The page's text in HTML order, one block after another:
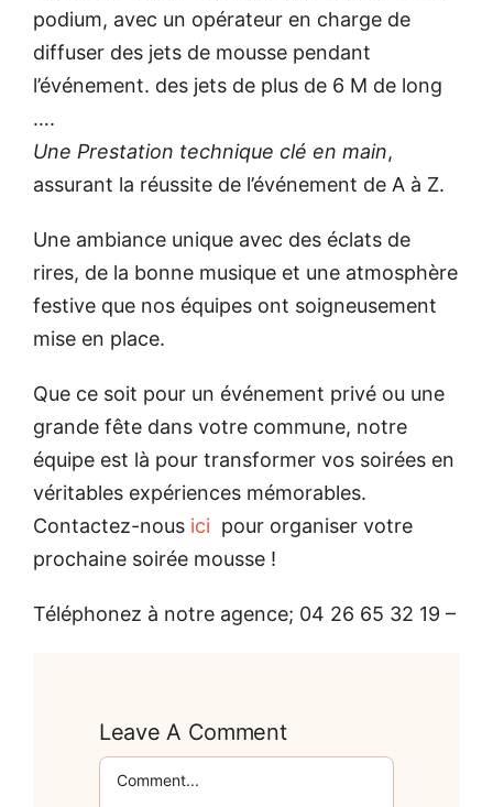
podium, avec un opérateur en charge de
diffuser des jets de mousse pendant
l’événement. des jets de plus de 6 M de long
….
Une Prestation technique clé en main,
assurant la réussite de l’événement de A à Z.
Une ambiance unique avec des éclats de
rires, de la bonne musique et une atmosphère
festive que nos équipes ont soigneusement
mise en place.
Que ce soit pour un événement privé ou une
grande fête dans votre commune, notre
équipe est là pour transformer vos soirées en
véritables expériences mémorables.
Contactez-nous ici pour organiser votre
prochaine soirée mousse !
Téléphonez à notre agence; 04 26 65 32 19 –
Leave A Comment
Comment